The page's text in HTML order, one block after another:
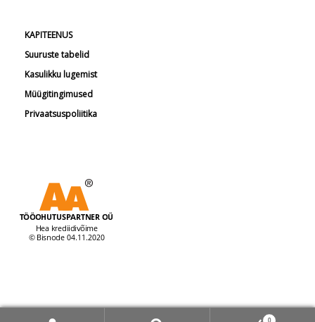
KAPITEENUS
Suuruste tabelid
Kasulikku lugemist
Müügitingimused
Privaatsuspoliitika